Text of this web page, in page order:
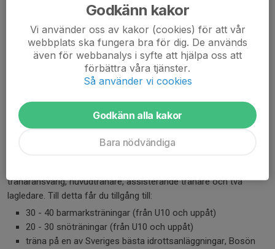
plats till förmån för nästa i kön.
Liftkort
Kostnad för liftkort (se tabell ovan) faktureras tillsammans med
medlems- och träningsavgifterna. Alla tränande barn och
ungdomar måste ha ett giltigt liftkort. Varje familj måste
Vad får man för medlems- och träningsavgiften?
tränaransvarig, huvudtränare, assisterande tränare och två
lagledare. Till detta får du tillgång till:
30 - 40 barmarksträningar (från U10 och uppåt)
20 - 30 snöträningar (från U10 och uppåt)
träna på en av Sveriges bästa idrottsanläggningar, Bosön
Godkänn kakor
Vi använder oss av kakor (cookies) för att vår
webbplats ska fungera bra för dig. De används
även för webbanalys i syfte att hjälpa oss att
förbättra våra tjänster.
Så använder vi cookies
Godkänn alla kakor
Bara nödvändiga